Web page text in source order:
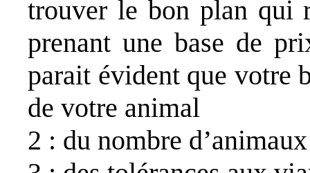
trouver le bon plan qui
prenant une base de
parait évident que votre
de votre animal
2 : du nombre